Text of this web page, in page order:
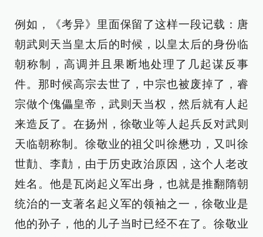
例如，《考异》里面保留了这样一段记载：唐
朝武则天当皇太后的时候，以皇太后的身份临
朝称制，高调并且果断地处理了几起谋反事
件。那时候高宗去世了，中宗也被废掉了，睿
宗做个傀儡皇帝，武则天当权，然后就有人起
来造反了。在扬州，徐敬业等人起兵反对武则
天临朝称制。徐敬业的祖父叫徐懋功，又叫徐
世勣、李勣，由于历史政治原因，这个人老改
姓名。他是瓦岗起义军出身，也就是推翻隋朝
统治的一支著名起义军的领袖之一，徐敬业是
他的孙子，他的儿子当时已经不在了。徐敬业